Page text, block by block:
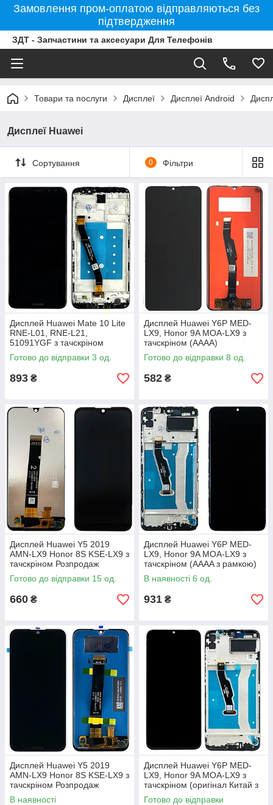
Замовлення пром-оплатою відправляються без
підтвердження
ЗДТ - Запчастини та аксесуари Для Телефонів
Товари та послуги Дисплеї Дисплеї Android
Дисплеї Huawei
Сортування 0 Фільтри
Дисплей Huawei Mate 10 Lite
RNE-L01, RNE-L21,
51091YGF з тачскріном
(чорний з рамкою)
Готово до відправки 3 од.
893 ₴
Дисплей Huawei Y6P MED-
LX9, Honor 9A MOA-LX9 з
тачскріном (AAAA)
Готово до відправки 8 од.
582 ₴
Дисплей Huawei Y5 2019
AMN-LX9 Honor 8S KSE-LX9 з
тачскріном Розпродаж
(оригінал Китай rev 4.4)
Готово до відправки 15 од.
660 ₴
Дисплей Huawei Y6P MED-
LX9, Honor 9A MOA-LX9 з
тачскріном (AAAA з рамкою)
В наявності 6 од.
931 ₴
Дисплей Huawei Y5 2019
AMN-LX9 Honor 8S KSE-LX9 з
тачскріном Розпродаж
(оригінал Китай rev 2.2)
В наявності
Дисплей Huawei Y6P MED-
LX9, Honor 9A MOA-LX9 з
тачскріном (оригінал Китай з
рамкою)
Готово до відправки